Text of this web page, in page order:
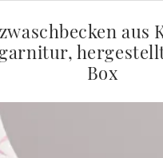
aus
Box